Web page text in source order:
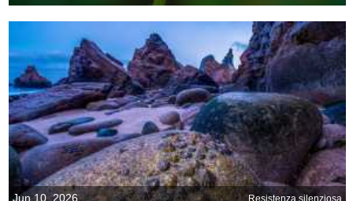
Jun 10, 2026 Resistenza silenziosa